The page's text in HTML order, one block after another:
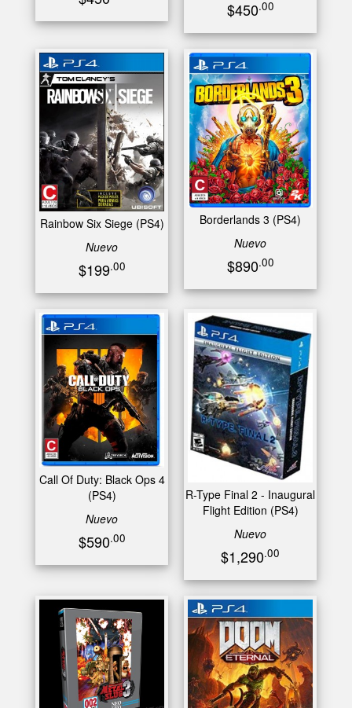
$450.00
Rainbow Six Siege (PS4)
Nuevo
$199.00
Borderlands 3 (PS4)
Nuevo
$890.00
Call Of Duty: Black Ops 4
(PS4)
Nuevo
$590.00
R-Type Final 2 - Inaugural
Flight Edition (PS4)
Nuevo
$1,290.00